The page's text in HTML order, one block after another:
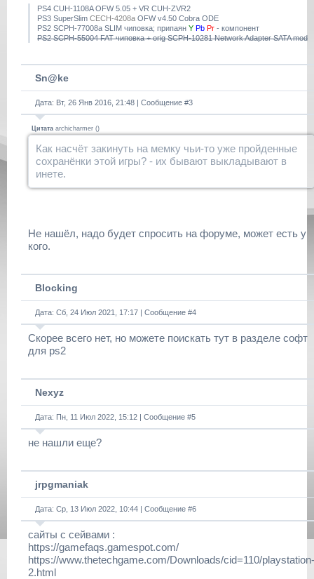
PS4 CUH-1108A OFW 5.05 + VR CUH-ZVR2
PS3 SuperSlim CECH-4208a OFW v4.50 Cobra ODE
PS2 SCPH-77008a SLIM чиповка; припаян Y Pb Pr - компонент
PS2 SCPH-55004 FAT чиповка + orig SCPH-10281 Network Adapter SATA mod
Sn@ke
Дата: Вт, 26 Янв 2016, 21:48 | Сообщение #3
Цитата archicharmer ()
Как насчёт закинуть на мемку чьи-то уже пройденные
сохранёнки этой игры? - их бывают выкладывают в
инете.
Не нашёл, надо будет спросить на форуме, может есть у
кого.
Blocking
Дата: Сб, 24 Июл 2021, 17:17 | Сообщение #4
Скорее всего нет, но можете поискать тут в разделе софт
для ps2
Nexyz
Дата: Пн, 11 Июл 2022, 15:12 | Сообщение #5
не нашли еще?
jrpgmaniak
Дата: Ср, 13 Июл 2022, 10:44 | Сообщение #6
сайты с сейвами :
https://gamefaqs.gamespot.com/
https://www.thetechgame.com/Downloads/cid=110/playstation-
2.html